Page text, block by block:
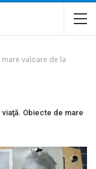
mare valoare de la
viaţă. Obiecte de mare